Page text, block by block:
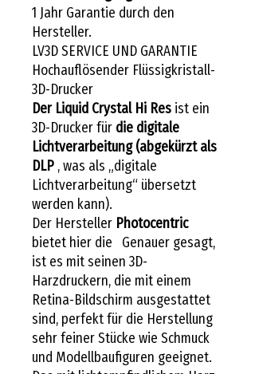
1 Jahr Garantie durch den
Hersteller.
LV3D SERVICE UND GARANTIE
Hochauflösender Flüssigkristall-
3D-Drucker
Der Liquid Crystal Hi Res ist ein
3D-Drucker für die digitale
Lichtverarbeitung (abgekürzt als
DLP , was als „digitale
Lichtverarbeitung“ übersetzt
werden kann).
Der Hersteller Photocentric
bietet hier die
Genauer gesagt,
ist es mit seinen 3D-
Harzdruckern, die mit einem
Retina-Bildschirm ausgestattet
sind, perfekt für die Herstellung
sehr feiner Stücke wie Schmuck
und Modellbaufiguren geeignet.